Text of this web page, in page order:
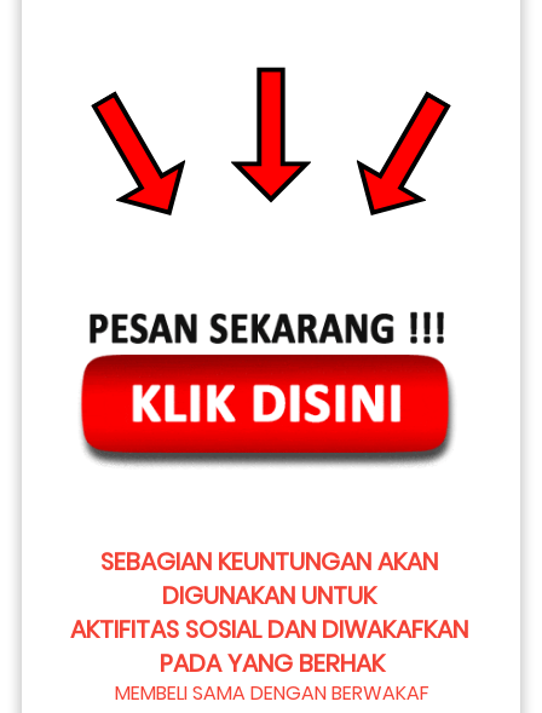
SEBAGIAN KEUNTUNGAN AKAN
DIGUNAKAN UNTUK
AKTIFITAS SOSIAL DAN DIWAKAFKAN
PADA YANG BERHAK
MEMBELI SAMA DENGAN BERWAKAF